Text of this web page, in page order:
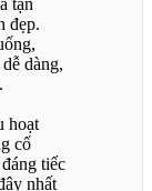
tận
đẹp.
dàng,
hoạt
cố
tiếc
nhất